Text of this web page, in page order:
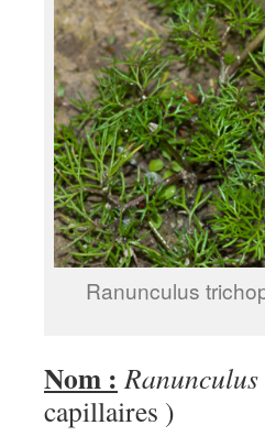
Ranunculus
Nom :
capillaires )